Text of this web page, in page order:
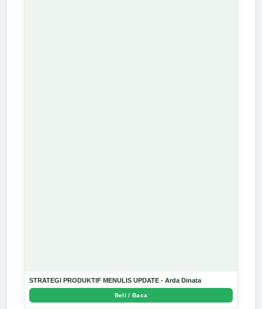
STRATEGI PRODUKTIF MENULIS UPDATE - Arda Dinata
Beli / Baca